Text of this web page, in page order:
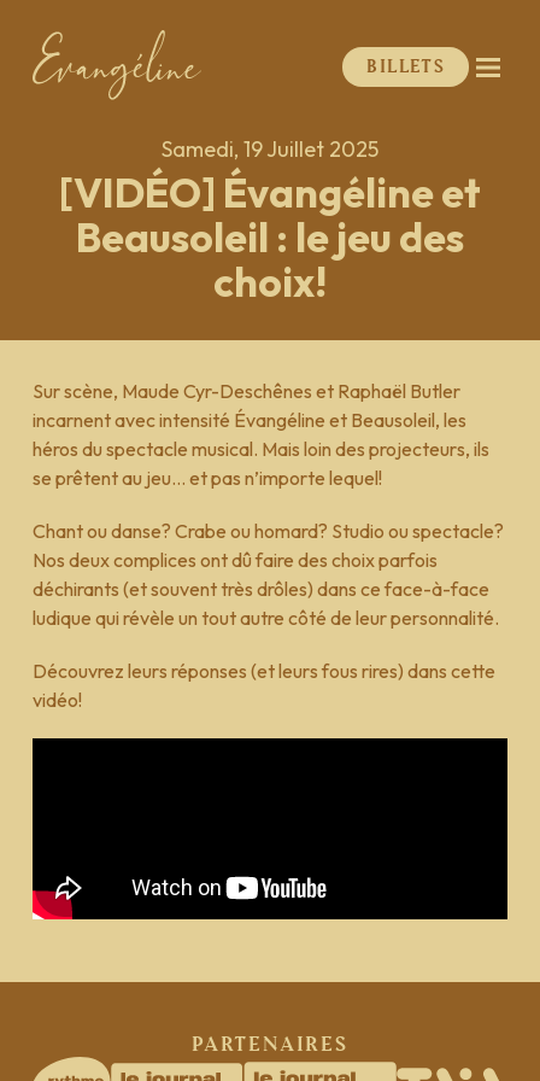
Billets
FR|EN
Samedi, 19 Juillet 2025
[VIDÉO] Évangéline et
Beausoleil : le jeu des
choix!
Sur scène, Maude Cyr-Deschênes et Raphaël Butler
incarnent avec intensité Évangéline et Beausoleil, les
héros du spectacle musical. Mais loin des projecteurs, ils
se prêtent au jeu… et pas n’importe lequel!
Chant ou danse? Crabe ou homard? Studio ou spectacle?
Nos deux complices ont dû faire des choix parfois
déchirants (et souvent très drôles) dans ce face-à-face
ludique qui révèle un tout autre côté de leur personnalité.
Découvrez leurs réponses (et leurs fous rires) dans cette
vidéo!
Partenaires